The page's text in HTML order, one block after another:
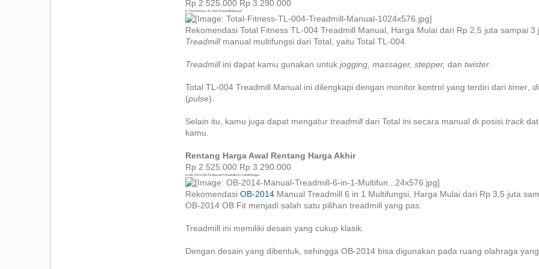
Rp 2.525.000 Rp 3.290.000
8. Total Fitness TL-004 Treadmill Manual
Rekomendasi Total Fitness TL-004 Treadmill Manual, Harga Mulai dari Rp 2,5 juta sampai 3
Treadmill manual multifungsi dari Total, yaitu Total TL-004.
Treadmill ini dapat kamu gunakan untukjogging, massager, stepper,dantwister
Total TL-004 Treadmill Manual ini dilengkapi dengan monitor kontrol yang terdiri daritimer ,
(pulse).
Selain itu, kamu juga dapat mengaturtreadmilldari Total ini secara manual di posisitrack
kamu.
Rentang Harga Awal Rentang Harga Akhir
Rp 2.525.000 Rp 3.290.000
9. OB-2014 OB Fit Manual Treadmill 6 in 1 Multifungsi
RekomendasiOB-2014 Manual Treadmill 6 in 1 Multifungsi, Harga Mulai dari Rp 3,5 juta
OB-2014 OB Fit menjadi salah satu pilihan treadmill yang pas.
Treadmill ini memiliki desain yang cukup klasik.
Dengan desain yang dibentuk, sehingga OB-2014 bisa digunakan pada ruang olahraga